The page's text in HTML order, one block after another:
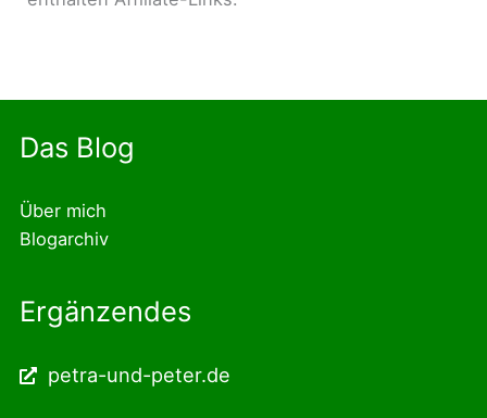
Das Blog
Über mich
Blogarchiv
Ergänzendes
petra-und-peter.de